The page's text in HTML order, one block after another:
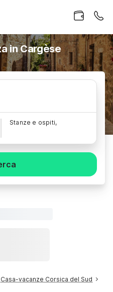
in Cargèse
Stanze e ospiti,
Casa-vacanze Corsica del Sud